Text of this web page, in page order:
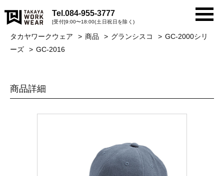
Tel.084-955-3777
[受付]9:00〜18:00(土日祝日を除く)
タカヤワークウェア 商品 グランシスコ
GC-2000シリ
ーズ
GC-2016
商品詳細